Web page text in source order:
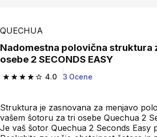
Play Video
QUECHUA
Nadomestna polovična struktura za šotor za tri
osebe 2 SECONDS EASY
4.0
4.0 od 5 zvezdic from 3 ocene
3 Ocene
Struktura je zasnovana za menjavo
vašem šotoru za tri osebe Quechua 2
Je vaš šotor Quechua 2 Seconds Easy